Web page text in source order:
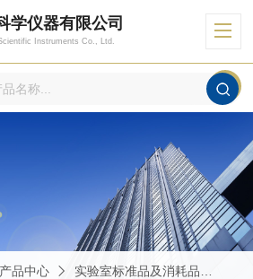
学仪器有限公司
Instruments Co., Ltd.
产品中心 实验室标准品及消耗品